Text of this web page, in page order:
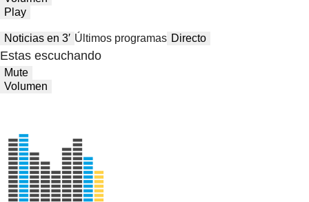
Play
Noticias en 3′ Últimos programas Directo
Estas escuchando
Mute
Volumen